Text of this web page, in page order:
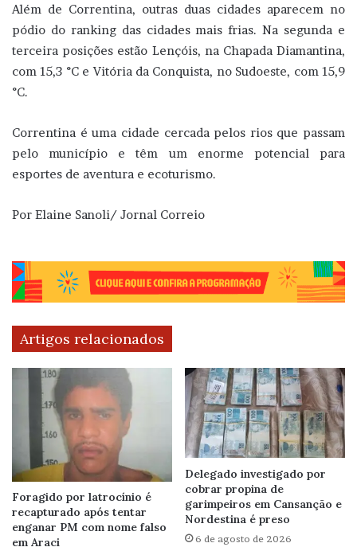
Além de Correntina, outras duas cidades aparecem no
pódio do ranking das cidades mais frias. Na segunda e
terceira posições estão Lençóis, na Chapada Diamantina,
com 15,3 °C e Vitória da Conquista, no Sudoeste, com 15,9
°C.
Correntina é uma cidade cercada pelos rios que passam
pelo município e têm um enorme potencial para
esportes de aventura e ecoturismo.
Por Elaine Sanoli/ Jornal Correio
Artigos relacionados
Foragido por latrocínio é
recapturado após tentar
enganar PM com nome falso
em Araci
Delegado investigado por
cobrar propina de
garimpeiros em Cansanção e
Nordestina é preso
6 de agosto de 2026